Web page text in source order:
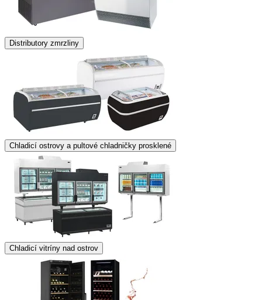
Distributory zmrzliny
Chladicí ostrovy a pultové chladničky prosklené
Chladicí vitríny nad ostrov